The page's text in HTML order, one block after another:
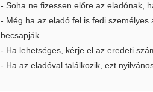
- Soha ne fizessen előre az eladónak,
- Még ha az eladó fel is fedi
becsapják.
- Ha lehetséges, kérje el az eredeti
- Ha az eladóval találkozik, ezt